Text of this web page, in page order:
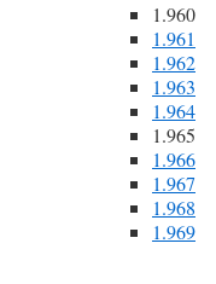
1.960
1.961
1.962
1.963
1.964
1.965
1.966
1.967
1.968
1.969